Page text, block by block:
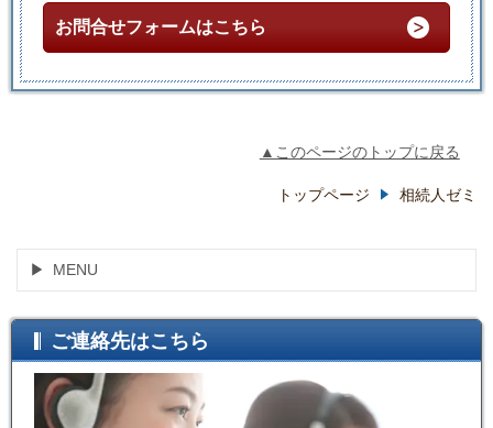
お問合せフォームはこちら
▲このページのトップに戻る
トップページ 相続人ゼミ
MENU
ご連絡先はこちら